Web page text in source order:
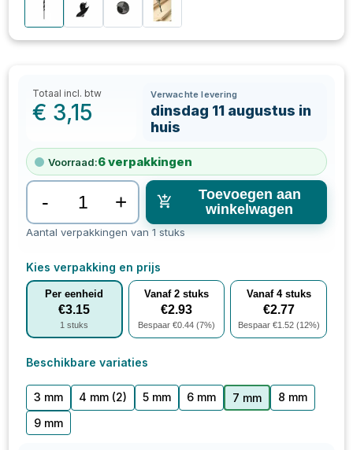
Totaal incl. btw
€ 3,15
Verwachte levering
dinsdag 11 augustus in
huis
Voorraad:6verpakkingen
- +
Toevoegen aan
winkelwagen
Aantal verpakkingen van 1 stuks
Kies verpakking en prijs
Per eenheid
€3.15
1 stuks
Vanaf 2 stuks
€2.93
Bespaar €0.44 (7%)
Vanaf 4stuks
€2.77
Bespaar €1.52(12%)
Beschikbare variaties
3 mm 4 mm (2) 5 mm 6 mm 7 mm
8 mm
9 mm